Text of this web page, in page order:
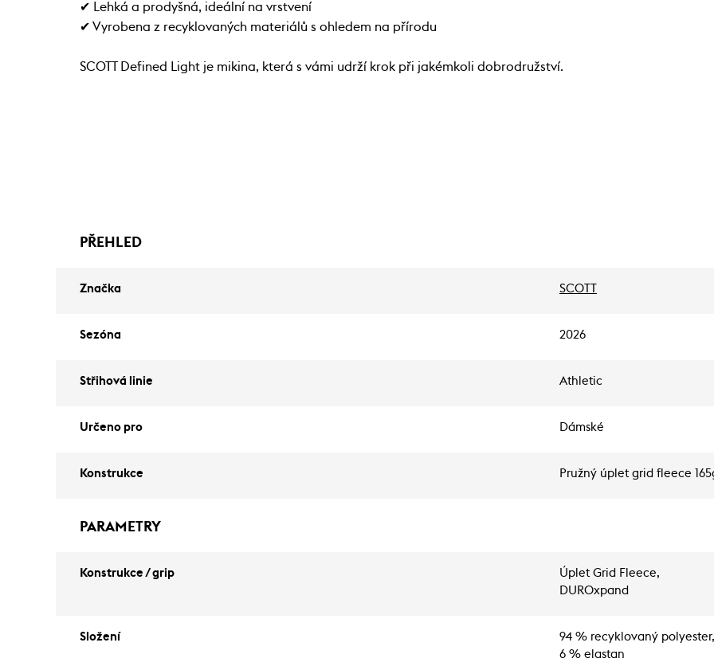
✔ Lehká a prodyšná, ideální na vrstvení
✔ Vyrobena z recyklovaných materiálů s ohledem na přírodu
SCOTT Defined Light je mikina, která s vámi udrží krok při jakémkoli dobrodružství.
PŘEHLED
Značka SCOTT
Sezóna 2026
Střihová linie Athletic
Určeno pro Dámské
Konstrukce Pružný úplet grid fleece
PARAMETRY
Konstrukce / grip
Úplet Grid Fleece,
DUROxpand
Složení
94 % recyklovaný polyester,
6 % elastan